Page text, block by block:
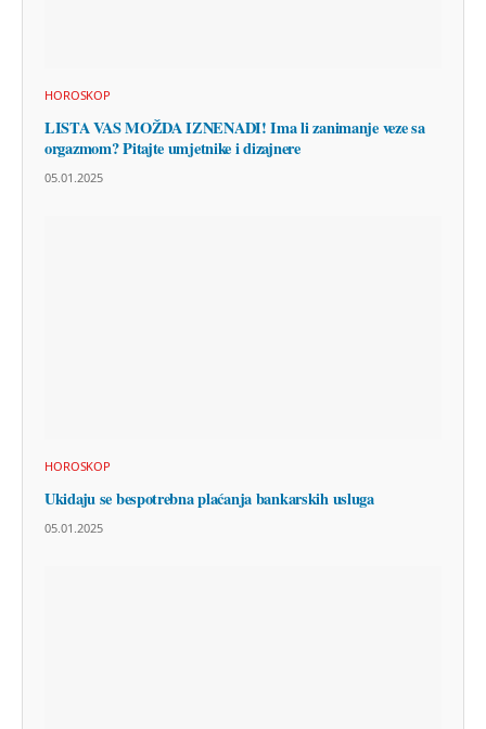
HOROSKOP
LISTA VAS MOŽDA IZNENADI! Ima li zanimanje veze sa
orgazmom? Pitajte umjetnike i dizajnere
05.01.2025
HOROSKOP
Ukidaju se bespotrebna plaćanja bankarskih usluga
05.01.2025